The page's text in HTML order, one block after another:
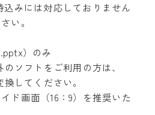
込みには対応しておりません
い。
）のみ
ソフトをご利用の方は、
してください。
ド画面（16：9）を推奨いた